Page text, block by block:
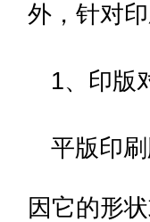
外，针对
1、印版
平版印
因它的形